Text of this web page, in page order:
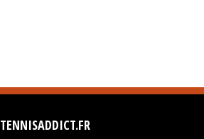
TENNISADDICT.FR